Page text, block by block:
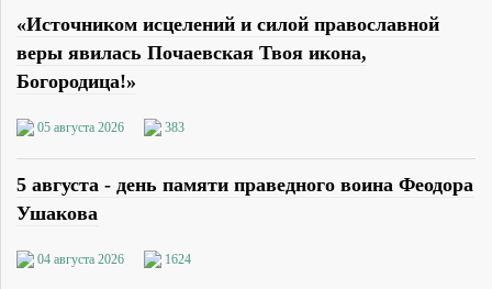
«Источником исцелений и силой православной
веры явилась Почаевская Твоя икона,
Богородица!»
05 августа 2026 383
5 августа - день памяти праведного воина Феодора
Ушакова
04 августа 2026 1624